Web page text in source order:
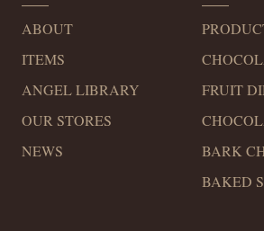
ABOUT
ITEMS
ANGEL LIBRARY
OUR STORES
NEWS
FRUIT
BARK
BAKED